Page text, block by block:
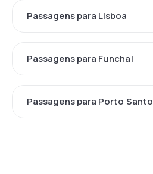
Passagens para Lisboa
Passagens para Funchal
Passagens para Porto Santo